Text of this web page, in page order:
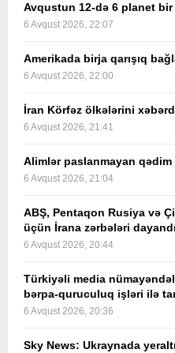
Avqustun 12-də 6 planet
6 Avqust 2026, 22:07
Amerikada birja qarışıq
6 Avqust 2026, 22:00
İran Körfəz ölkələrini
6 Avqust 2026, 21:41
Alimlər paslanmayan qədim
6 Avqust 2026, 21:04
ABŞ, Pentaqon Rusiya və
üçün İrana zərbələri
6 Avqust 2026, 20:44
Türkiyəli media
bərpa-quruculuq işləri ilə
6 Avqust 2026, 20:36
Sky News: Ukraynada